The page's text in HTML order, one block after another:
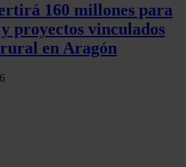
160 millones para
proyectos vinculados
en Aragón